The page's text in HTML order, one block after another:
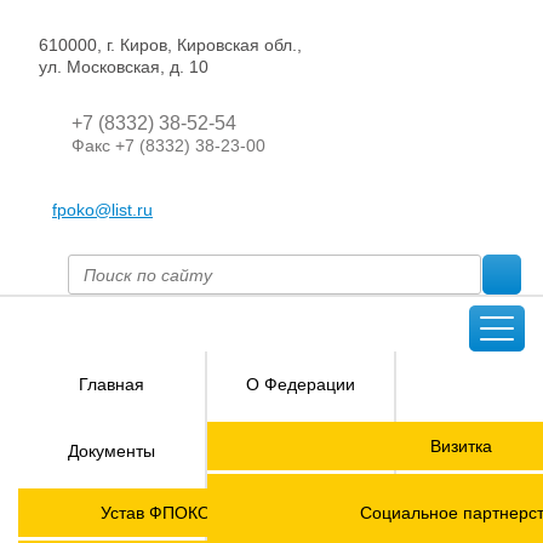
610000, г. Киров, Кировская обл.,
ул. Московская, д. 10
+7 (8332) 38-52-54
Факс +7 (8332) 38-23-00
fpoko@list.ru
Главная О Федерации
Визитка
Документы
Устав ФПОКО с изменениями от 2026 года
Социальное
Членские